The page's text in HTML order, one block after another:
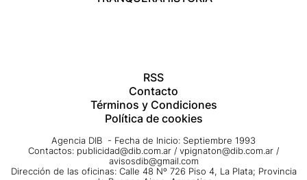
RSS
Contacto
Términos y Condiciones
Política de cookies
Agencia DIB - Fecha de Inicio: Septiembre 1993
Contactos: publicidad@dib.com.ar / vpignaton@dib.com.ar /
avisosdib@gmail.com
Dirección de las oficinas: Calle 48 Nº 726 Piso 4, La Plata; Provincia